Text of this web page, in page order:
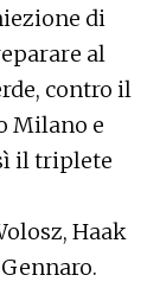
di
al
contro il
Milano e
il triplete
Haak